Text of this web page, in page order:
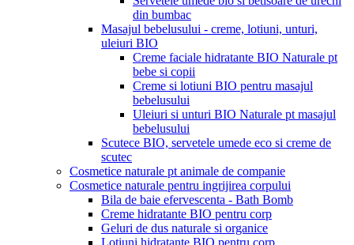
din bumbac
Masajul bebelusului - creme, lotiuni, unturi,
uleiuri BIO
Creme faciale hidratante BIO Naturale pt
bebe si copii
Creme si lotiuni BIO pentru masajul
bebelusului
Uleiuri si unturi BIO Naturale pt masajul
bebelusului
Scutece BIO, servetele umede eco si creme de
scutec
Cosmetice naturale pt animale de companie
Cosmetice naturale pentru ingrijirea corpului
Bila de baie efervescenta - Bath Bomb
Creme hidratante BIO pentru corp
Geluri de dus naturale si organice
Lotiuni hidratante BIO pentru corp